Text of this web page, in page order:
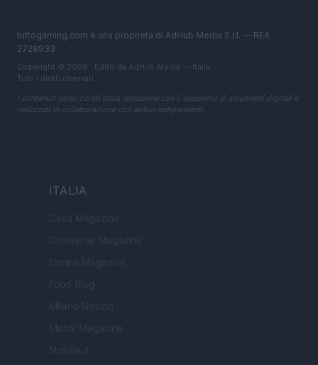
tuttogaming.com è una proprietà di AdHub Media S.r.l. — REA
2729933
Copyright © 2026 · Edito da AdHub Media — Italia
Tutti i diritti riservati
I contenuti sono curati dalla redazione con il supporto di strumenti digitali e
realizzati in collaborazione con autori indipendenti.
ITALIA
Casa Magazine
Cineverse Magazine
Donne Magazine
Food Blog
Milano Notizie
Motor Magazine
Notizie.it